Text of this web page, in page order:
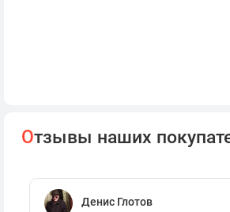
Отзывы наших
Денис Глотов